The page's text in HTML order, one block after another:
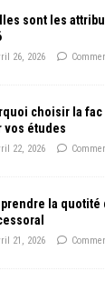
sont les
26, 2026
choisir la
vos études
22, 2026
la
21, 2026